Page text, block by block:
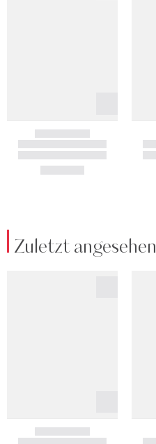
Zuletzt angesehen